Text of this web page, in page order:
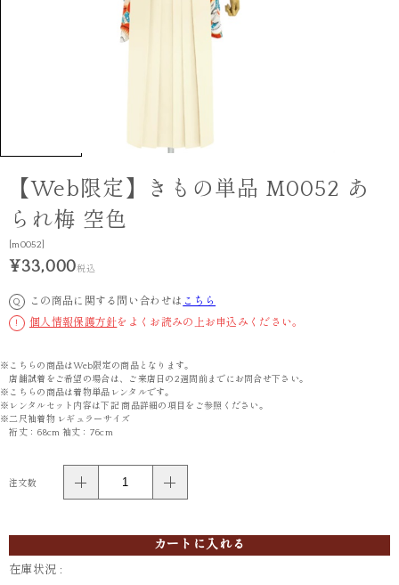
【Web限定】きもの単品 M0052 あ
られ梅 空色
[m0052]
¥33,000税込
Q この商品に関する問い合わせは こちら
! 個人情報保護方針をよくお読みの上お申込みください。
※こちらの商品はWeb限定の商品となります。
店舗試着をご希望の場合は、ご来店日の2週間前までにお問合せ下さい。
※こちらの商品は着物単品レンタルです。
※レンタルセット内容は下記 商品詳細の項目をご参照ください。
※二尺袖着物 レギュラーサイズ
裄丈：68cm 袖丈：76cm
注文数
カートに入れる
在庫状況 :